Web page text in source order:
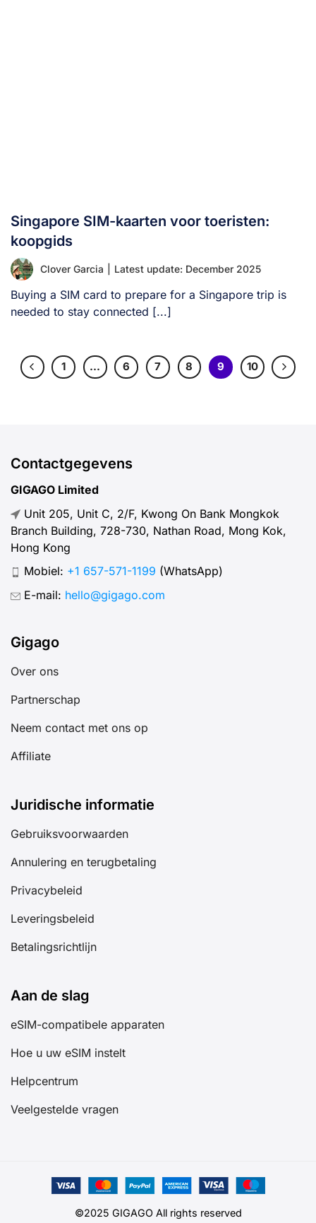
Singapore SIM-kaarten voor toeristen:
koopgids
Clover Garcia Latest update: December 2025
Buying a SIM card to prepare for a Singapore trip is
needed to stay connected [...]
1 … 6 7 8 9 10
Contactgegevens
GIGAGO Limited
Unit 205, Unit C, 2/F, Kwong On Bank Mongkok
Branch Building, 728-730, Nathan Road, Mong Kok,
Hong Kong
Mobiel: +1 657-571-1199 (WhatsApp)
E-mail: hello@gigago.com
Gigago
Over ons
Partnerschap
Neem contact met ons op
Affiliate
Juridische informatie
Gebruiksvoorwaarden
Annulering en terugbetaling
Privacybeleid
Leveringsbeleid
Betalingsrichtlijn
Aan de slag
eSIM-compatibele apparaten
Hoe u uw eSIM instelt
Helpcentrum
Veelgestelde vragen
©2025 GIGAGO All rights reserved